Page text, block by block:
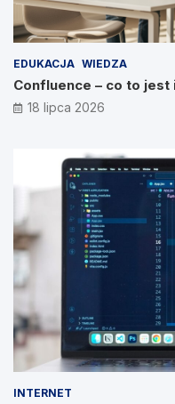
EDUKACJA WIEDZA
Confluence – co to jest
18 lipca 2026
INTERNET